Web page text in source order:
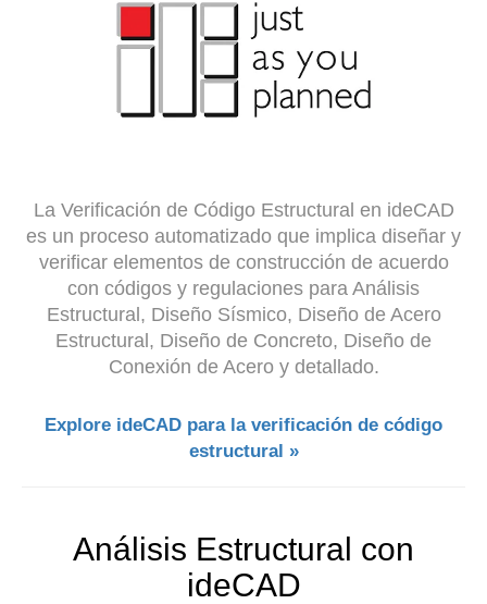
La Verificación de Código Estructural en ideCAD
es un proceso automatizado que implica diseñar y
verificar elementos de construcción de acuerdo
con códigos y regulaciones para Análisis
Estructural, Diseño Sísmico, Diseño de Acero
Estructural, Diseño de Concreto, Diseño de
Conexión de Acero y detallado.
Explore ideCAD para la verificación de código
estructural »
Análisis Estructural con
ideCAD